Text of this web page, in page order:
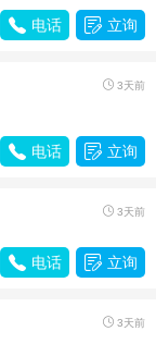
 电话  立询
 3天前
 电话  立询
 3天前
 电话  立询
 3天前